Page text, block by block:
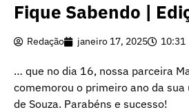
Fique Sabendo |
Redação janeiro 17, 2025 10:31
… que no dia 16, nossa parceira
comemorou o primeiro ano da sua
de Souza. Parabéns e sucesso!